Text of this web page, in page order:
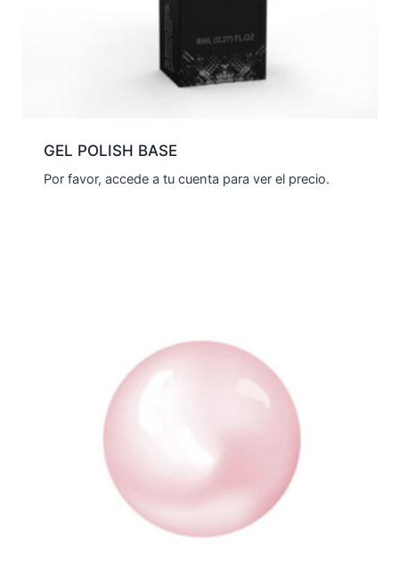
GEL POLISH BASE
Por favor, accede a tu cuenta para ver el precio.